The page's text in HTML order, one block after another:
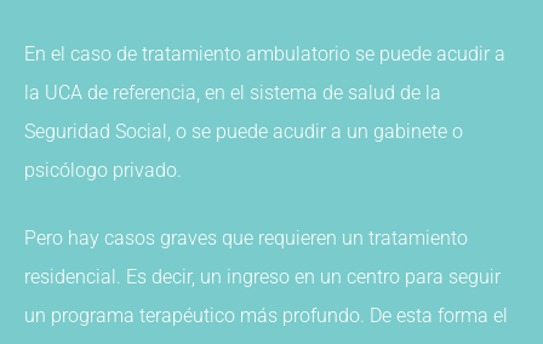
En el caso de tratamiento ambulatorio se puede acudir a
la UCA de referencia, en el sistema de salud de la
Seguridad Social, o se puede acudir a un gabinete o
psicólogo privado.
Pero hay casos graves que requieren un tratamiento
residencial. Es decir, un ingreso en un centro para seguir
un programa terapéutico más profundo. De esta forma el